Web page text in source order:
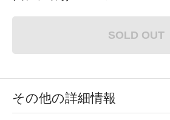
SOLD OUT
その他の詳細情報